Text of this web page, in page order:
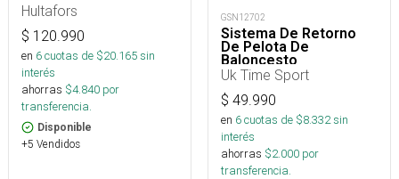
Hultafors
$ 120.990
en 6cuotas de $20.165sin
interés
ahorras $4.840 por
transferencia.
Disponible
+5 Vendidos
GSN12702
Sistema De Retorno
De Pelota De
Baloncesto
Uk Time Sport
$ 49.990
en 6cuotas de $8.332sin
interés
ahorras $2.000 por
transferencia.